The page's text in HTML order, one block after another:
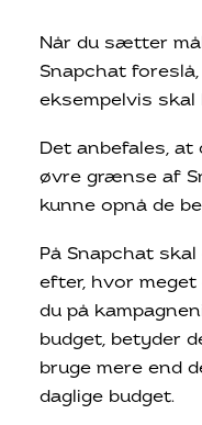
Når du sætter
Snapchat
eksempelvis skal
Det anbefales, at
øvre grænse af
kunne opnå de
På Snapchat
efter, hvor meget
du på
budget, betyder
bruge mere end
daglige budget.